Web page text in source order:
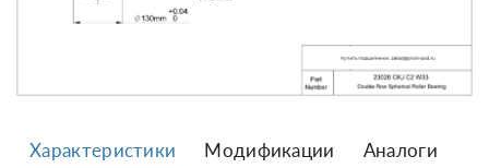
Характеристики Модификации Аналоги